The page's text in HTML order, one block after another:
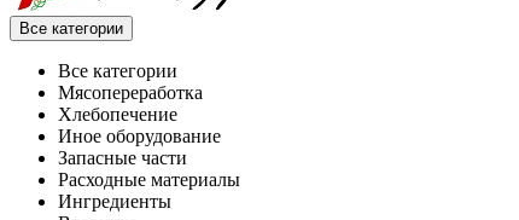
Все категории
Все категории
Мясопереработка
Хлебопечение
Иное оборудование
Запасные части
Расходные материалы
Ингредиенты